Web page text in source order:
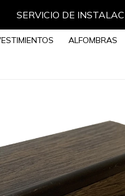
SERVICIO DE
ALFOMBRAS